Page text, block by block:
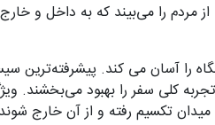
از مردم را می‌بیند که به داخل و
را آسان می کند. پیشرفته‌ترین
کلی سفر را بهبود می‌بخشند.
تکسیم رفته و از آن خارج